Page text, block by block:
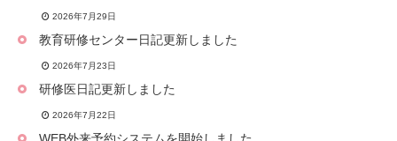
2026年7月29日
教育研修センター日記更新しました
2026年7月23日
研修医日記更新しました
2026年7月22日
WEB外来予約システムを開始しました